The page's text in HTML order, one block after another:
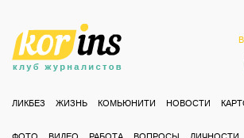
ЛИКБЕЗ ЖИЗНЬ КОМЬЮНИТИ НОВОСТИ